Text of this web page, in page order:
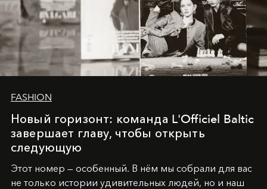
FASHION
Новый горизонт: команда L'Officiel Baltic
завершает главу, чтобы открыть
следующую
Этот номер — особенный. В нём мы собрали для вас
не только истории удивительных людей, но и наш